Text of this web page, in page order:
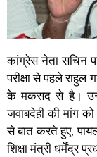
कांग्रेस नेता सचिन
परीक्षा से पहले राहुल
के मकसद से है।
जवाबदेही की मांग
से बात करते हुए,
शिक्षा मंत्री धर्मेंद्र